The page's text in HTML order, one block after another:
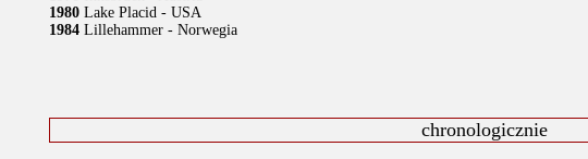
1980Lake Placid - USA
1984Lillehammer - Norwegia
chronologicznie